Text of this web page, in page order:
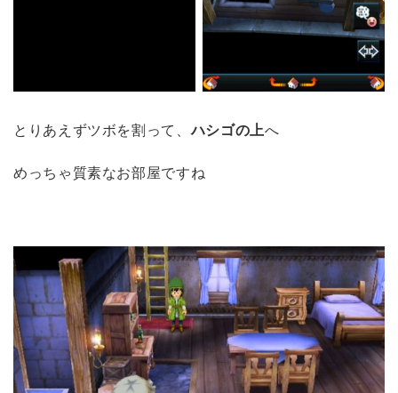
とりあえずツボを割って、ハシゴの上へ
めっちゃ質素なお部屋ですね